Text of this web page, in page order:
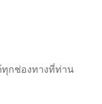
ทุกช่องทางที่ท่าน